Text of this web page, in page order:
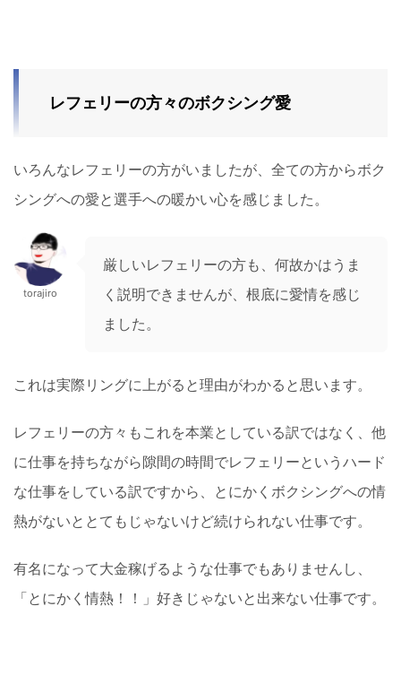
レフェリーの方々のボクシング愛
いろんなレフェリーの方がいましたが、全ての方からボク
シングへの愛と選手への暖かい心を感じました。
torajiro
厳しいレフェリーの方も、何故かはうま
く説明できませんが、根底に愛情を感じ
ました。
これは実際リングに上がると理由がわかると思います。
レフェリーの方々もこれを本業としている訳ではなく、他
に仕事を持ちながら隙間の時間でレフェリーというハード
な仕事をしている訳ですから、とにかくボクシングへの情
熱がないととてもじゃないけど続けられない仕事です。
有名になって大金稼げるような仕事でもありませんし、
「とにかく情熱！！」好きじゃないと出来ない仕事です。